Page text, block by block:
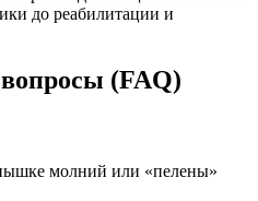
до реабилитации и
(FAQ)
молний или «пелены»